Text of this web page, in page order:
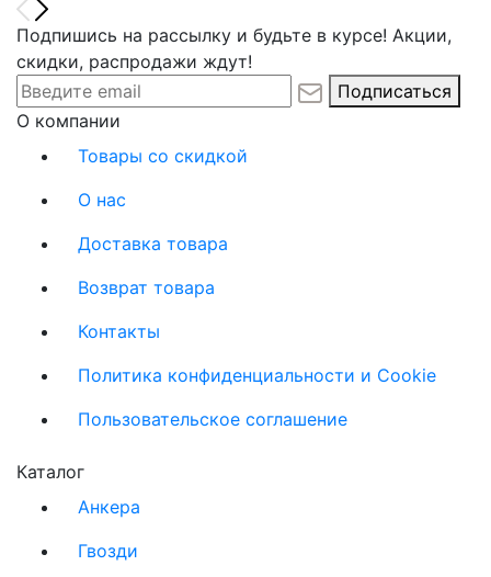
Подпишись на рассылку и будьте в курсе! Акции,
скидки, распродажи ждут!
Подписаться
О компании
Товары со скидкой
О нас
Доставка товара
Возврат товара
Контакты
Политика конфиденциальности и Cookie
Пользовательское соглашение
Каталог
Анкера
Гвозди